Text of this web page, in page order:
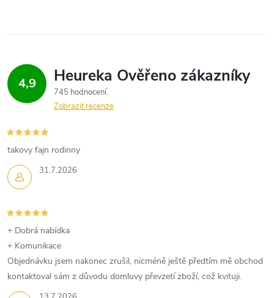
4,9
745 hodnocení
Zobrazit recenze
31.7.2026
takovy fajn rodinny
+ Dobrá nabídka
+ Komunikace
Objednávku jsem nakonec zrušil, nicméně ještě předtím mě obchod
kontaktoval sám z důvodu domluvy převzetí zboží, což kvituji.